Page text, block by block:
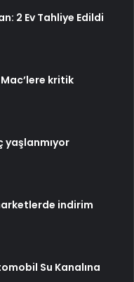
2 Ev Tahliye Edildi
kritik
yaşlanmıyor
indirim
Su Kanalına